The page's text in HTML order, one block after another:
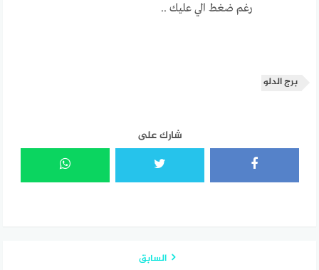
رغم ضغط الي عليك ..
برج الدلو
شارك على
السابق